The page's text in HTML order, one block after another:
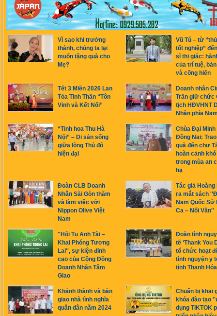
Vì sao khi trưởng
thành, chúng ta lại
muốn tặng quà cho
Mẹ?
Vũ Tú – từ
tốt nghiệp”
sĩ thị giác:
của trí tuệ,
và cống hiến
Tết 3 Miền 2026 Lan
Tỏa Tinh Thần “Tôn
Vinh và Kết Nối”
Doanh nhân
Trần giữ chức
tịch HĐVHNT
Nhân phía
“Tinh hoa Thu Hà
Nội” – Di sản sống
giữa lòng Thủ đô
hiện đại
Chùa Đại Minh
Đồng Nai:
quà đến chư
hoàn cảnh
trong mùa an
hạ
Đoàn CLB Doanh
Nhân Sài Gòn thăm
và làm việc với
Nippon Olive Việt
Nam
Tác giả Hoàng
ra mắt sách
Nam Quốc Sử
Ca – Nối Vần''
''Hội Tụ Anh Tài –
Khai Phóng Tương
Lai'', sự kiện đỉnh
cao của Cộng Đồng
Doanh Nhân Tâm
Giao
Đoàn tình
tế ‘Thank You
tổ chức hoạt
tình nguyện y
tỉnh Thanh Hóa
Khánh thành và bàn
giao nhà tình nghĩa
quân dân năm 2024
Chuẩn bị khai
khóa đào tạo
dụng TIKTOK